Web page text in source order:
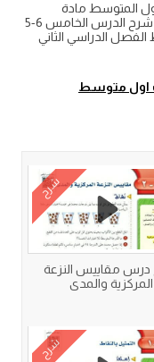
المتوسط مادة
الرياضيات ف2 من الفصل السادس الإحصاء شرح الدرس الخامس 6-5
الدراسي الثاني
اول متوسط
شرح
مقاييس النزعة
المركزية والمدى
شرح